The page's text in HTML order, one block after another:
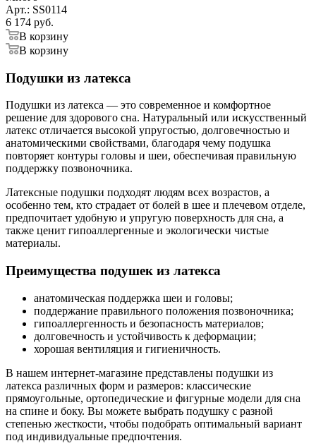
Арт.: SS0114
6 174 руб.
В корзину
В корзину
Подушки из латекса
Подушки из латекса — это современное и комфортное
решение для здорового сна. Натуральный или искусственный
латекс отличается высокой упругостью, долговечностью и
анатомическими свойствами, благодаря чему подушка
повторяет контуры головы и шеи, обеспечивая правильную
поддержку позвоночника.
Латексные подушки подходят людям всех возрастов, а
особенно тем, кто страдает от болей в шее и плечевом отделе,
предпочитает удобную и упругую поверхность для сна, а
также ценит гипоаллергенные и экологически чистые
материалы.
Преимущества подушек из латекса
анатомическая поддержка шеи и головы;
поддержание правильного положения позвоночника;
гипоаллергенность и безопасность материалов;
долговечность и устойчивость к деформации;
хорошая вентиляция и гигиеничность.
В нашем интернет-магазине представлены подушки из
латекса различных форм и размеров: классические
прямоугольные, ортопедические и фигурные модели для сна
на спине и боку. Вы можете выбрать подушку с разной
степенью жесткости, чтобы подобрать оптимальный вариант
под индивидуальные предпочтения.